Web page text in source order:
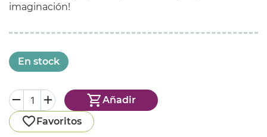
imaginación!
En stock
Añadir
Favoritos